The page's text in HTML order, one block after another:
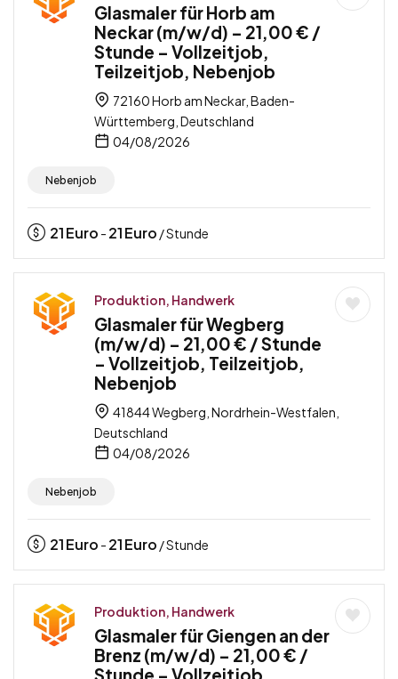
Glasmaler für Horb am
Neckar (m/w/d) – 21,00 € /
Stunde – Vollzeitjob,
Teilzeitjob, Nebenjob
72160 Horb am Neckar, Baden-
Württemberg, Deutschland
04/08/2026
Nebenjob
21Euro - 21Euro / Stunde
Produktion, Handwerk
Glasmaler für Wegberg
(m/w/d) – 21,00 € / Stunde
– Vollzeitjob, Teilzeitjob,
Nebenjob
41844 Wegberg, Nordrhein-Westfalen,
Deutschland
04/08/2026
Nebenjob
21Euro - 21Euro / Stunde
Produktion, Handwerk
Glasmaler für Giengen an der
Brenz (m/w/d) – 21,00 € /
Stunde – Vollzeitjob,